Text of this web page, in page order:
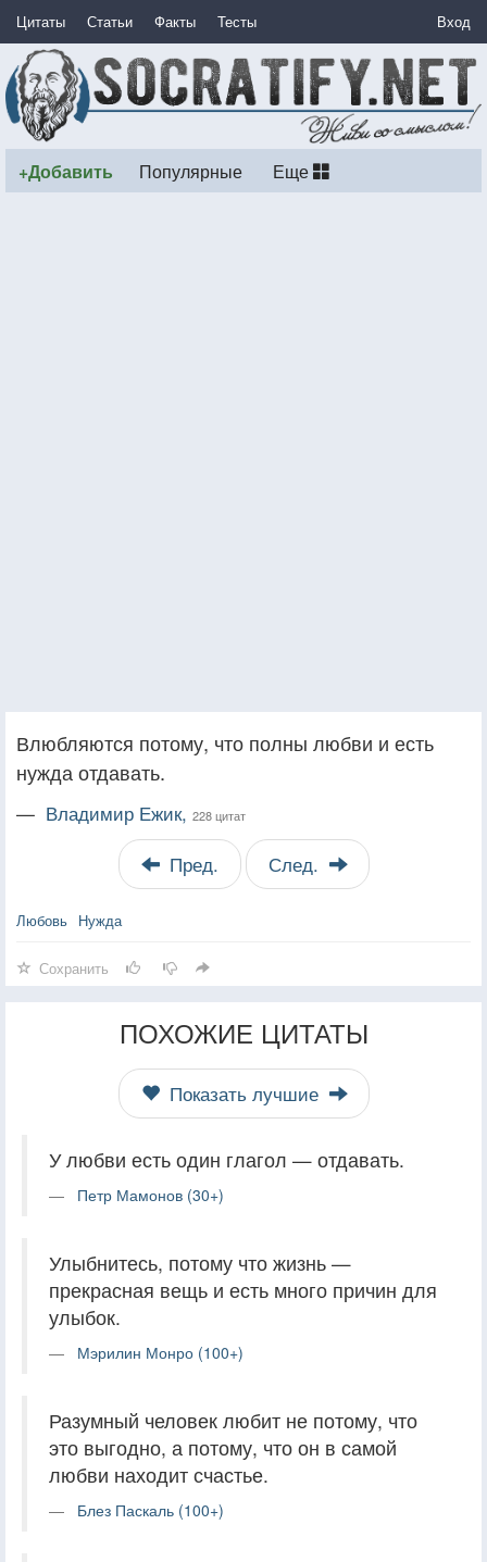
Цитаты Статьи Факты Тесты Вход
+Добавить Популярные Еще
Влюбляются потому, что полны любви и есть
нужда отдавать.
— Владимир Ежик, 228 цитат
Пред. След.
Любовь Нужда
Сохранить
ПОХОЖИЕ ЦИТАТЫ
Показать лучшие
У любви есть один глагол — отдавать.
Петр Мамонов (30+)
Улыбнитесь, потому что жизнь —
прекрасная вещь и есть много причин для
улыбок.
Мэрилин Монро (100+)
Разумный человек любит не потому, что
это выгодно, а потому, что он в самой
любви находит счастье.
Блез Паскаль (100+)